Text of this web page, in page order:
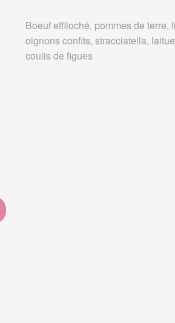
Boeuf effiloché, pommes de terre,
oignons confits, stracciatella,
coulis de figues